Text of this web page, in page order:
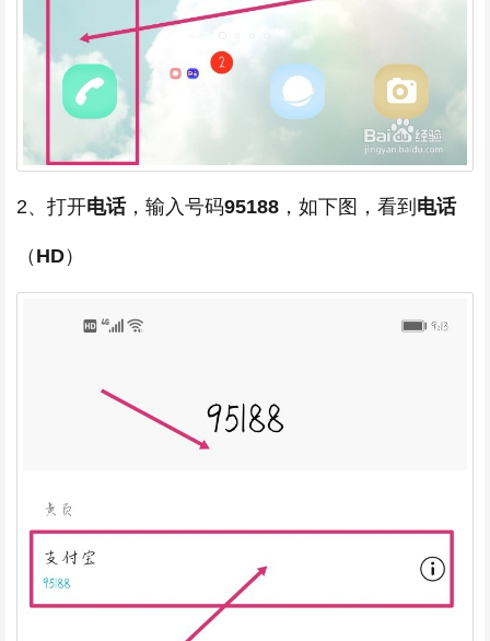
2、打开电话，输入号码95188 ，如下图，看到 电话
（ HD）